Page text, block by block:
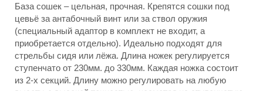
База сошек – цельная, прочная. Крепятся сошки под
цевьё за антабочный винт или за ствол оружия
(специальный адаптор в комплект не входит, а
приобретается отдельно). Идеально подходят для
стрельбы сидя или лёжа. Длина ножек регулируется
ступенчато от 230мм. до 330мм. Каждая ножка состоит
из 2-х секций. Длину можно регулировать на любую